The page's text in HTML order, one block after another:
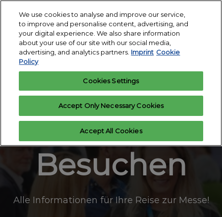
content
12.-14. Januar
Messegelände
Interesse
anmelden
Ausstelleranfrage
Besuchen
Alle Informationen für Ihre Reise zur Messe!
We use cookies to analyse and improve our service,
to improve and personalise content, advertising, and
your digital experience. We also share information
about your use of our site with our social media,
advertising, and analytics partners. Imprint Cookie
Policy
Cookies Settings
Accept Only Necessary Cookies
Accept All Cookies